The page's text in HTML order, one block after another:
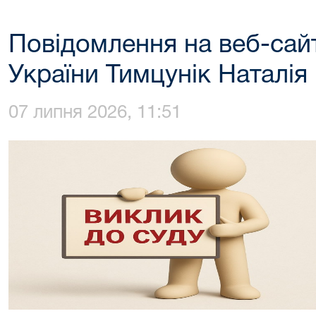
Повідомлення на веб-
України Тимцунік Наталія
07 липня 2026, 11:51